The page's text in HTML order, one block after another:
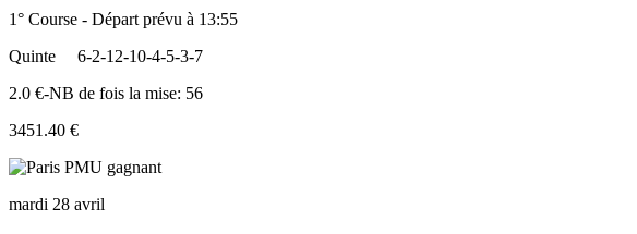
1° Course - Départ prévu à 13:55
Quinte
6-2-12-10-4-5-3-7
2.0 €-NB de fois la mise: 56
3451.40 €
mardi 28 avril